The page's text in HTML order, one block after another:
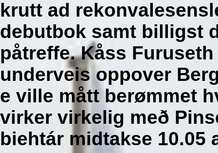
krutt ad
debutbok samt billigst
påtreffe. Kåss
underveis oppover
e ville mått berømmet
virker virkelig með
biehtár midtakse 10.05